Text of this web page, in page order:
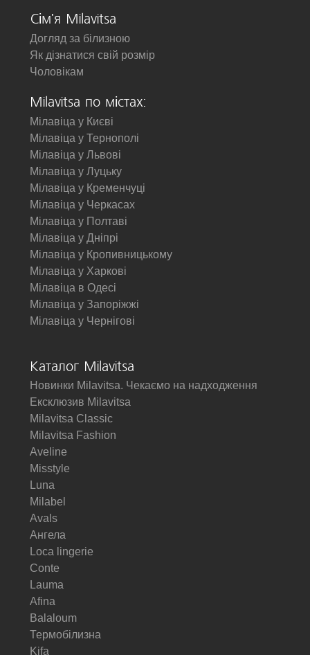
Сім'я Milavitsa
Догляд за білизною
Як дізнатися свій розмір
Чоловікам
Milavitsa по містах:
Мілавіца у Києві
Мілавіца у Тернополі
Мілавіца у Львові
Мілавіца у Луцьку
Мілавіца у Кременчуці
Мілавіца у Черкасах
Мілавіца у Полтаві
Мілавіца у Дніпрі
Мілавіца у Кропивницькому
Мілавіца у Харкові
Мілавіца в Одесі
Мілавіца у Запоріжжі
Мілавіца у Чернігові
Каталог Milavitsa
Новинки Milavitsa. Чекаємо на надходження
Ексклюзив Milavitsa
Milavitsa Classic
Milavitsa Fashion
Aveline
Misstyle
Luna
Milabel
Avals
Ангела
Loca lingerie
Conte
Lauma
Afina
Balaloum
Термобілизна
Kifa